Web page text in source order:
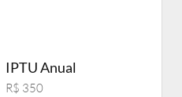
IPTU Anual
R$ 350